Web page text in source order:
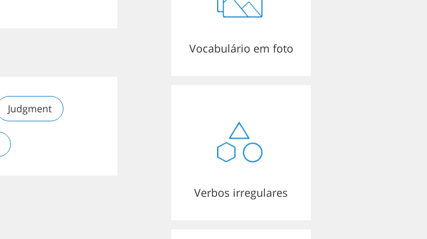
Judgment
Vocabulário em foto
Verbos irregulares